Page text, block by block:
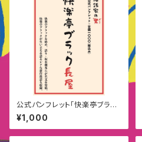
公式パンフレット「快楽亭ブラッ
ク長屋」
¥1,000